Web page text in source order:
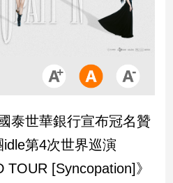
泰世華銀行宣布冠名贊
第4次世界巡演
TOUR [Syncopation]》